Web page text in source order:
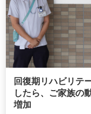
回復期リハビリテ
したら、ご家族の
増加